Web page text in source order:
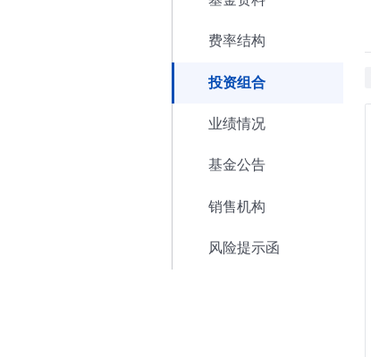
费率结构
投资组合
业绩情况
基金公告
销售机构
风险提示函